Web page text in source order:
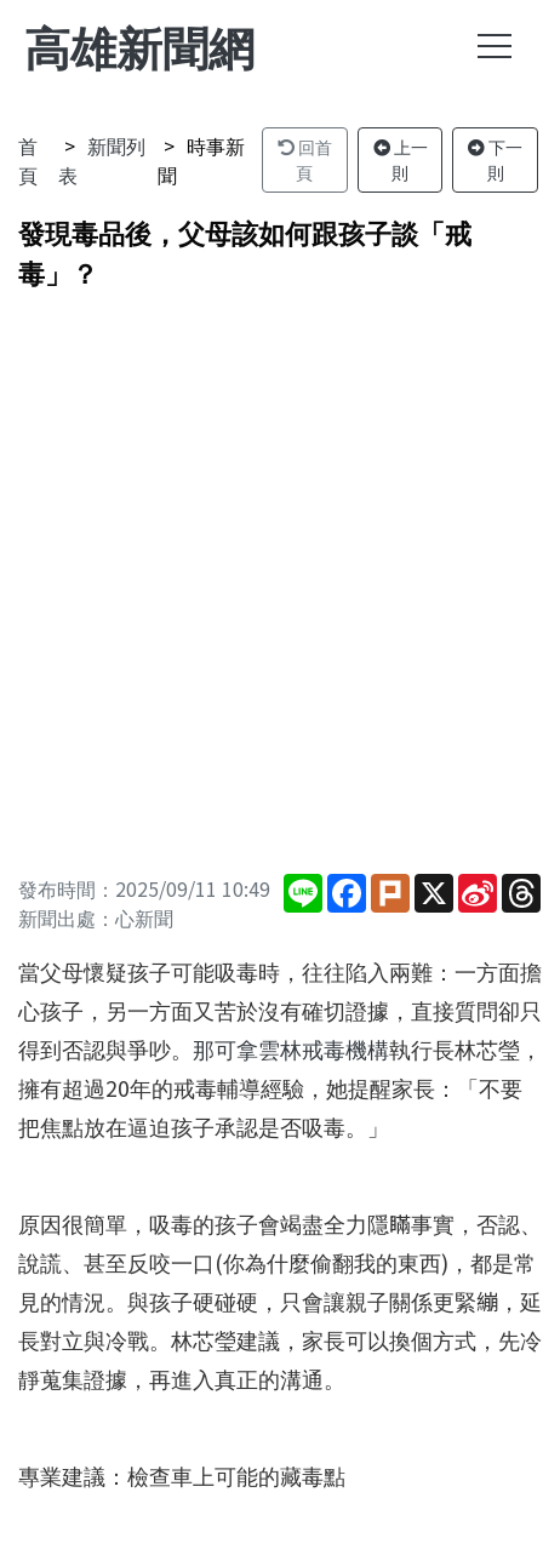
高雄新聞網
首
頁
新聞列
表
時事新
聞
回首
頁
上一
則
下一
則
發現毒品後，父母該如何跟孩子談「戒
毒」？
發布時間：2025/09/11 10:49
新聞出處：心新聞
Line Facebook
PlurkX Sina
當父母懷疑孩子可能吸毒時，往往陷入兩難：一方面擔
心孩子，另一方面又苦於沒有確切證據，直接質問卻只
得到否認與爭吵。 那可拿雲林戒毒機構執行長林芯瑩，
擁有超過20年的戒毒輔導經驗，她提醒家長：「不要
把焦點放在逼迫孩子承認是否吸毒。」
原因很簡單，吸毒的孩子會竭盡全力隱瞞事實，否認、
說謊、甚至反咬一口(你為什麼偷翻我的東西)，都是常
見的情況。與孩子硬碰硬，只會讓親子關係更緊繃，延
長對立與冷戰。林芯瑩建議，家長可以換個方式，先冷
靜蒐集證據，再進入真正的溝通。
專業建議：檢查車上可能的藏毒點